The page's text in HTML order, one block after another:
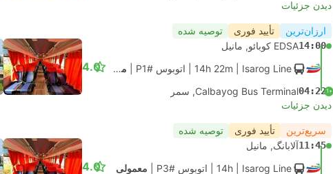
دیدن جزئیات
ارزان‌ترین تأیید فوری توصیه شده
14:00EDSA کوبائو, مانیل
14h 22m | Isarog Line اتوبوس #P1 معمولی
+1
04:22Calbayog Bus Terminal, سمر
4.0
دیدن جزئیات
سریع‌ترین تأیید فوری توصیه شده
11:45آلابانگ, مانیل
14h | Isarog Line اتوبوس #P3 معمولی 4.0